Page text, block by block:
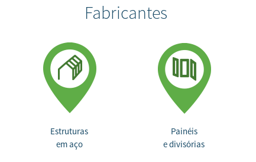
Fabricantes
Estruturas
em aço
Painéis
e divisórias